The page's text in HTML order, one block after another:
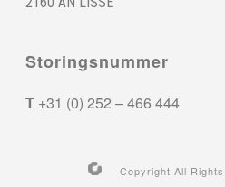
Storingsnummer
T +31 (0) 252 – 466 444
Copyright All